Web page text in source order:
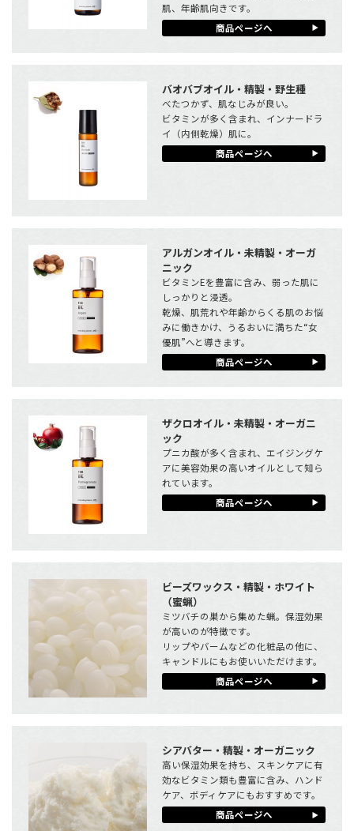
肌、年齢肌向きです。
商品ページへ
バオバブオイル・精製・野生種
べたつかず、肌なじみが良い。
ビタミンが多く含まれ、インナードラ
イ（内側乾燥）肌に。
商品ページへ
アルガンオイル・未精製・オーガ
ニック
ビタミンEを豊富に含み、弱った肌に
しっかりと浸透。
乾燥、肌荒れや年齢からくる肌のお悩
みに働きかけ、うるおいに満ちた“女
優肌”へと導きます。
商品ページへ
ザクロオイル・未精製・オーガニ
ック
プニカ酸が多く含まれ、エイジングケ
アに美容効果の高いオイルとして知ら
れています。
商品ページへ
ビーズワックス・精製・ホワイト
（蜜蝋）
ミツバチの巣から集めた蝋。保湿効果
が高いのが特徴です。
リップやバームなどの化粧品の他に、
キャンドルにもお使いいただけます。
商品ページへ
シアバター・精製・オーガニック
高い保湿効果を持ち、スキンケアに有
効なビタミン類も豊富に含み、ハンド
ケア、ボディケアにもおすすめです。
商品ページへ